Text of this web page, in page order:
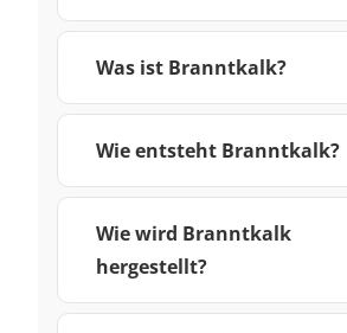
Was ist Branntkalk?
Wie entsteht Branntkalk?
Wie wird Branntkalk
hergestellt?